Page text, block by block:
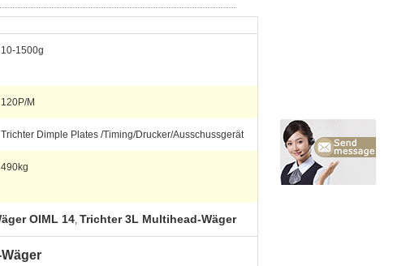
10-1500g
120P/M
Trichter Dimple Plates /Timing/Drucker/Ausschussgerät
490kg
OIML 14, Trichter 3L Multihead-Wäger